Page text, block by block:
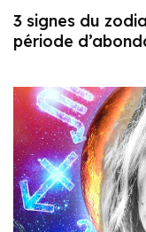
3 signes du
période